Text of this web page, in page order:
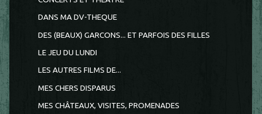
DANS MA DV-THEQUE
DES (BEAUX) GARCONS... ET PARFOIS DES FILLES
LE JEU DU LUNDI
LES AUTRES FILMS DE...
MES CHERS DISPARUS
MES CHÂTEAUX, VISITES, PROMENADES